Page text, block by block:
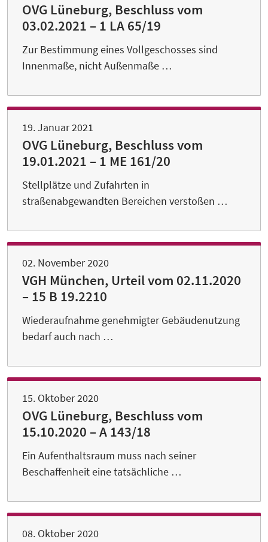
OVG Lüneburg, Beschluss vom
03.02.2021 – 1 LA 65/19
Zur Bestimmung eines Vollgeschosses sind
Innenmaße, nicht Außenmaße …
19. Januar 2021
OVG Lüneburg, Beschluss vom
19.01.2021 – 1 ME 161/20
Stellplätze und Zufahrten in
straßenabgewandten Bereichen verstoßen …
02. November 2020
VGH München, Urteil vom 02.11.2020
– 15 B 19.2210
Wiederaufnahme genehmigter Gebäudenutzung
bedarf auch nach …
15. Oktober 2020
OVG Lüneburg, Beschluss vom
15.10.2020 – A 143/18
Ein Aufenthaltsraum muss nach seiner
Beschaffenheit eine tatsächliche …
08. Oktober 2020